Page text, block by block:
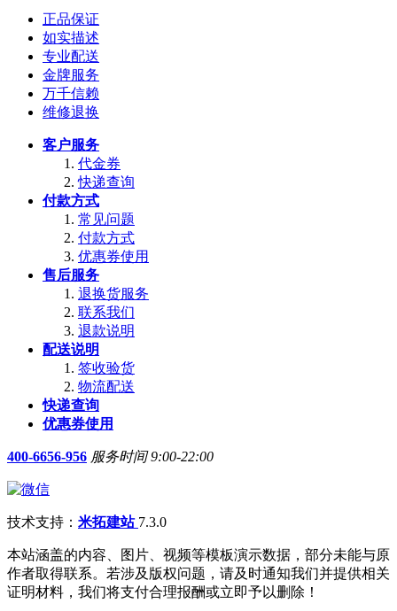
正品保证
如实描述
专业配送
金牌服务
万千信赖
维修退换
客户服务
代金券
快递查询
付款方式
常见问题
付款方式
优惠券使用
售后服务
退换货服务
联系我们
退款说明
配送说明
签收验货
物流配送
快递查询
优惠券使用
400-6656-956 服务时间 9:00-22:00
技术支持： 米拓建站 7.3.0
本站涵盖的内容、图片、视频等模板演示数据，部分未能与原
作者取得联系。若涉及版权问题，请及时通知我们并提供相关
证明材料，我们将支付合理报酬或立即予以删除！